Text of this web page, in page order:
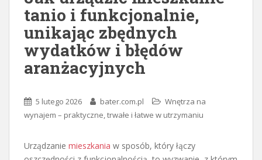
tanio i funkcjonalnie,
unikając zbędnych
wydatków i błędów
aranżacyjnych
5 lutego 2026 bater.com.pl
Wnętrza na
wynajem – praktyczne, trwałe i łatwe w utrzymaniu
Urządzanie mieszkania w sposób, który łączy